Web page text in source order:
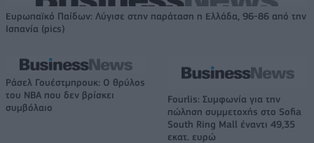
Ευρωπαϊκό Παίδων: Λύγισε στην παράταση η Ελλάδα, 96-86 από την
Ισπανία (pics)
Ράσελ Γουέστμπρουκ: Ο θρύλος
του NBA που δεν βρίσκει
συμβόλαιο
Fourlis: Συμφωνία για την
πώληση συμμετοχής στο Sofia
South Ring Mall έναντι 49,35
εκατ. ευρώ